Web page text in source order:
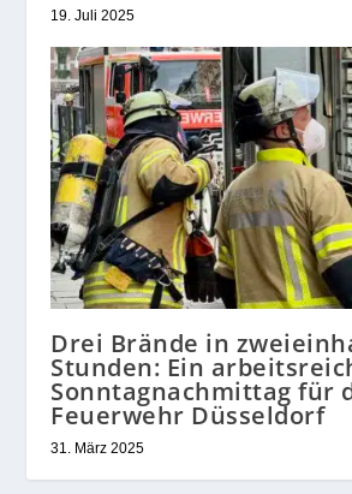
19. Juli 2025
Drei Brände in
Stunden: Ein
Sonntagnachmittag für
Feuerwehr Düsseldorf
31. März 2025